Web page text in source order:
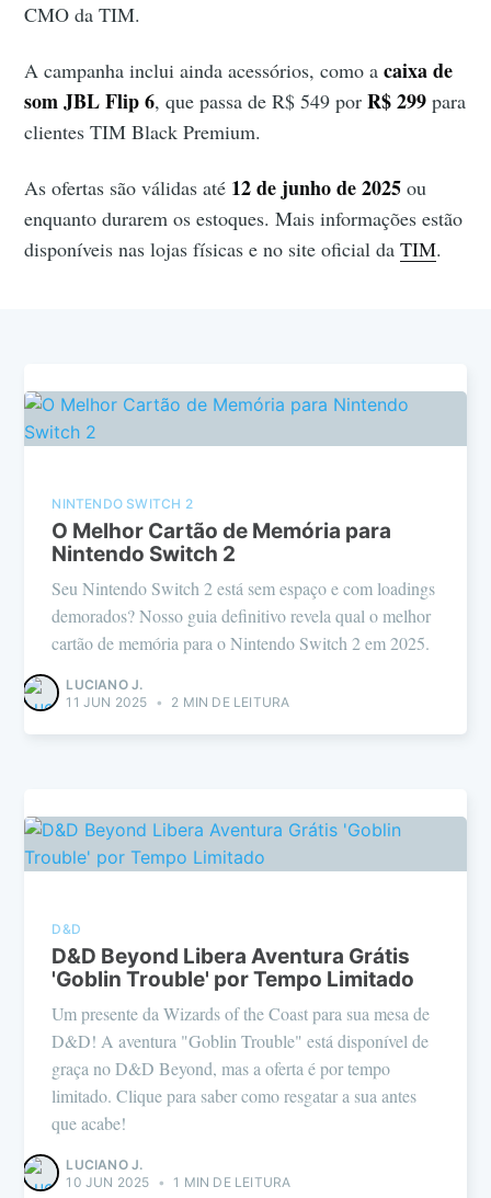
CMO da TIM.
A campanha inclui ainda acessórios, como acaixa de
som JBL Flip 6, que passa de R$ 549 porR$ 299 para
clientes TIM Black Premium.
As ofertas são válidas até 12 de junho de 2025 ou
enquanto durarem os estoques. Mais informações estão
disponíveis nas lojas físicas e no site oficial daTIM.
NINTENDO SWITCH 2
O Melhor Cartão de Memória para
Nintendo Switch 2
Seu Nintendo Switch 2 está sem espaço e com loadings
demorados? Nosso guia definitivo revela qual o melhor
cartão de memória para o Nintendo Switch 2 em 2025.
LUCIANO J.
11 JUN 2025 • 2 MIN DE LEITURA
D&D
D&D Beyond Libera Aventura Grátis
'Goblin Trouble' por Tempo Limitado
Um presente da Wizards of the Coast para sua mesa de
D&D! A aventura "Goblin Trouble" está disponível de
graça no D&D Beyond, mas a oferta é por tempo
limitado. Clique para saber como resgatar a sua antes
que acabe!
LUCIANO J.
10 JUN 2025 • 1 MIN DE LEITURA